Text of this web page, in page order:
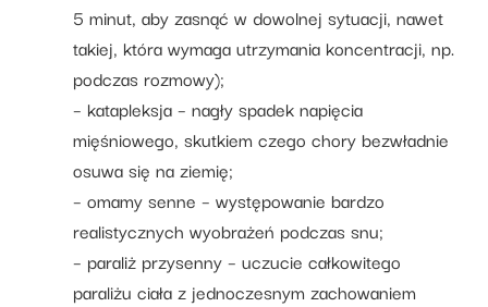
5 minut, aby zasnąć w dowolnej sytuacji, nawet
takiej, która wymaga utrzymania koncentracji, np.
podczas rozmowy);
– katapleksja – nagły spadek napięcia
mięśniowego, skutkiem czego chory bezwładnie
osuwa się na ziemię;
– omamy senne – występowanie bardzo
realistycznych wyobrażeń podczas snu;
– paraliż przysenny – uczucie całkowitego
paraliżu ciała z jednoczesnym zachowaniem